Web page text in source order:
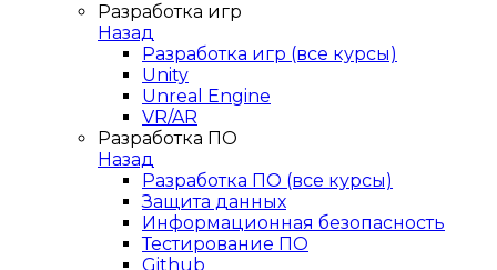
Разработка игр
Назад
Разработка игр (все курсы)
Unity
Unreal Engine
VR/AR
Разработка ПО
Назад
Разработка ПО (все курсы)
Защита данных
Информационная безопасность
Тестирование ПО
Github